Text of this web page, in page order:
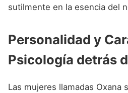
sutilmente en la esencia del
Personalidad y
Psicología detrás
Las mujeres llamadas Oxana